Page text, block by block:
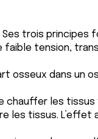
Ses trois
de faible
osseux dans
chauffer les
les tissus.